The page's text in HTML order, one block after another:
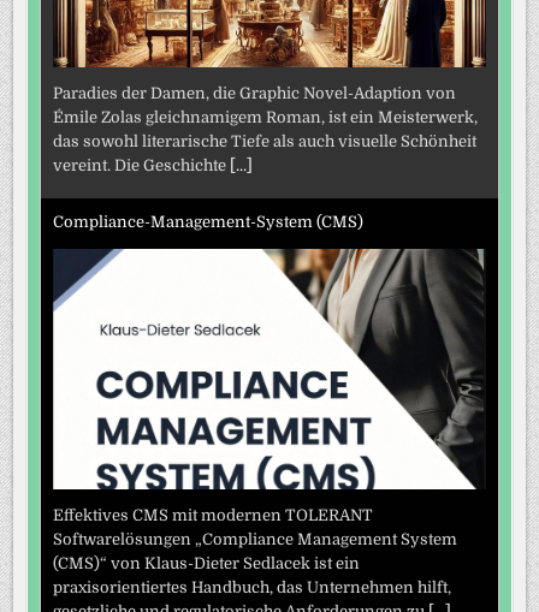
Paradies der Damen, die Graphic Novel-Adaption von
Émile Zolas gleichnamigem Roman, ist ein Meisterwerk,
das sowohl literarische Tiefe als auch visuelle Schönheit
vereint. Die Geschichte [...]
Compliance-Management-System (CMS)
Effektives CMS mit modernen TOLERANT
Softwarelösungen „Compliance Management System
(CMS)“ von Klaus-Dieter Sedlacek ist ein
praxisorientiertes Handbuch, das Unternehmen hilft,